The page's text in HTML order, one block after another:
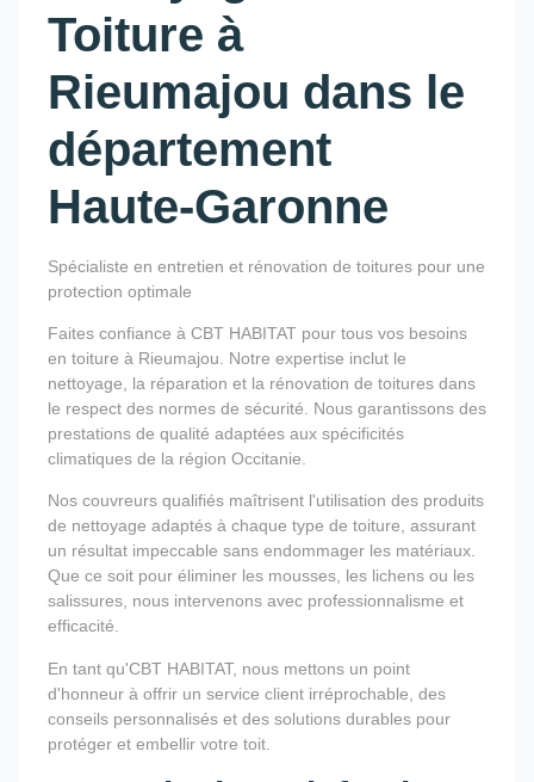
Toiture à
Rieumajou dans le
département
Haute-Garonne
Spécialiste en entretien et rénovation de toitures pour une
protection optimale
Faites confiance à CBT HABITAT pour tous vos besoins
en toiture à Rieumajou. Notre expertise inclut le
nettoyage, la réparation et la rénovation de toitures dans
le respect des normes de sécurité. Nous garantissons des
prestations de qualité adaptées aux spécificités
climatiques de la région Occitanie.
Nos couvreurs qualifiés maîtrisent l'utilisation des produits
de nettoyage adaptés à chaque type de toiture, assurant
un résultat impeccable sans endommager les matériaux.
Que ce soit pour éliminer les mousses, les lichens ou les
salissures, nous intervenons avec professionnalisme et
efficacité.
En tant qu'CBT HABITAT, nous mettons un point
d'honneur à offrir un service client irréprochable, des
conseils personnalisés et des solutions durables pour
protéger et embellir votre toit.